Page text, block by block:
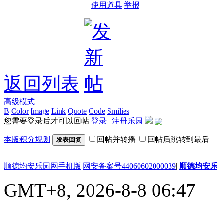
使用道具 举报
返回列表
高级模式
B Color Image Link Quote Code Smilies
您需要登录后才可以回帖 登录 | 注册乐园
本版积分规则 发表回复 回帖并转播 回帖后跳转到最后
顺德均安乐园网手机版|网安备案号44060602000039| 顺德均安
GMT+8, 2026-8-8 06:47